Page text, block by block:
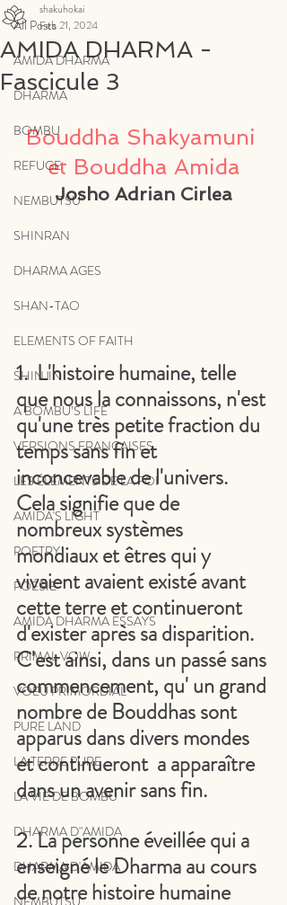
All Posts
AMIDA DHARMA
DHARMA
BOMBU
REFUGE
NEMBUTSU
SHINRAN
DHARMA AGES
SHAN-TAO
ELEMENTS OF FAITH
SHINJIN
A BOMBU’S LIFE
VERSIONS FRANÇAISES
LES ÉLÉMENTS DE LA FOI
AMIDA'S LIGHT
POETRY
POÉSIE
AMIDA DHARMA ESSAYS
PRIMAL VOW
VOEU PRIMORDIAL
PURE LAND
LA TERRE PURE
LA VIE DE BOMBU
DHARMA D"AMIDA
DHARMA D'AMIDA
NEMBUTSU
AMIDA DHARMA -
Fascicule 3
shakuhokai
Feb 21, 2024
Bouddha Shakyamuni
et Bouddha Amida
Josho Adrian Cirlea
1.  L'histoire humaine, telle
que nous la connaissons, n'est
qu'une très petite fraction du
temps sans fin et
inconcevable de l'univers.
Cela signifie que de
nombreux systèmes
mondiaux et êtres qui y
vivaient avaient existé avant
cette terre et continueront
d'exister après sa disparition.
C'est ainsi, dans un passé sans
commencement, qu' un grand
nombre de Bouddhas sont
apparus dans divers mondes
et continueront  a apparaître
dans un avenir sans fin.
2. La personne éveillée qui a
enseigné le Dharma au cours
de notre histoire humaine